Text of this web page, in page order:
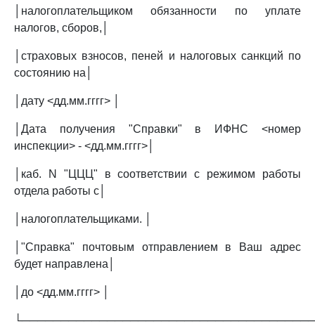
│налогоплательщиком обязанности по уплате
налогов, сборов,│
│страховых взносов, пеней и налоговых санкций по
состоянию на│
│дату <дд.мм.гггг> │
│Дата получения "Справки" в ИФНС <номер
инспекции> - <дд.мм.гггг>│
│каб. N "ЦЦЦ" в соответствии с режимом работы
отдела работы с│
│налогоплательщиками. │
│"Справка" почтовым отправлением в Ваш адрес
будет направлена│
│до <дд.мм.гггг> │